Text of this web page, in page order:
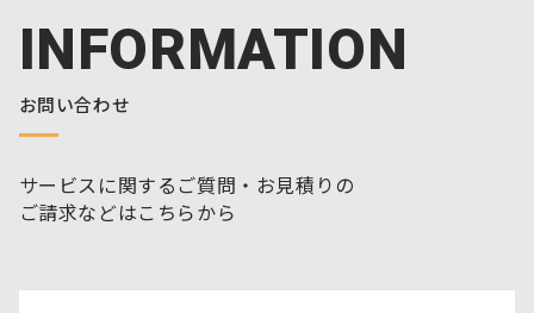
INFORMATION
お問い合わせ
サービスに関するご質問・お見積りの
ご請求などはこちらから